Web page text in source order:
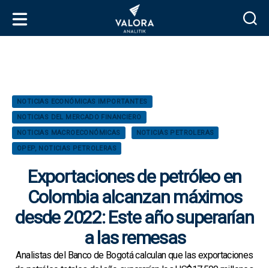
r
a
A
n
i
i
k
C
a
t
e
r
í
a
s
NOTICIAS ECONÓMICAS IMPORTANTES
NOTICIAS DEL MERCADO FINANCIERO
NOTICIAS MACROECONÓMICAS
NOTICIAS PETROLERAS
OPEP, NOTICIAS PETROLERAS
Exportaciones de petróleo en
Colombia alcanzan máximos
desde 2022: Este año superarían
a las remesas
Analistas del Banco de Bogotá calculan que las exportaciones